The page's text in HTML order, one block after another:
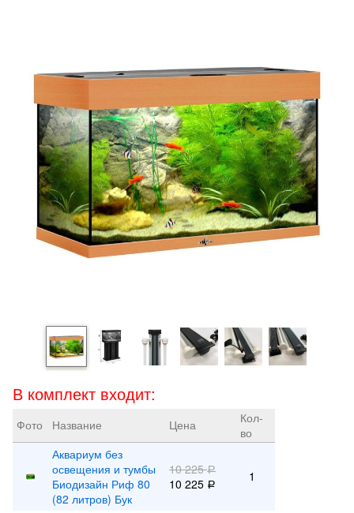
В комплект входит:
Фото Название Цена
Кол-
во
Аквариум без
освещения и тумбы
Биодизайн Риф 80
(82 литров) Бук
10 225Р
10 225 Р
1